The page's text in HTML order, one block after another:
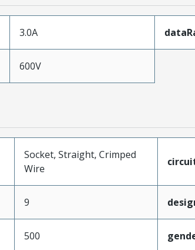
3.0A
600V
Socket, Straight, Crimped
Wire
9
500